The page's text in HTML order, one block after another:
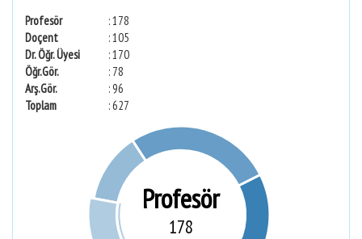
Profesör
: 178
Doçent
: 105
Dr. Öğr. Üyesi
: 170
Öğr.Gör.
: 78
Arş.Gör.
: 96
Toplam
: 627
Profesör
178